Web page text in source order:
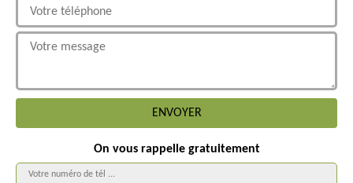
On vous rappelle gratuitement